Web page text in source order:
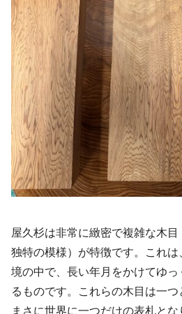
屋久杉は非常に緻密で複雑な木
独特の模様）が特徴です。これ
境の中で、長い年月をかけてゆ
るものです。これらの木目は一つ
まさに世界に一つだけの表札とな